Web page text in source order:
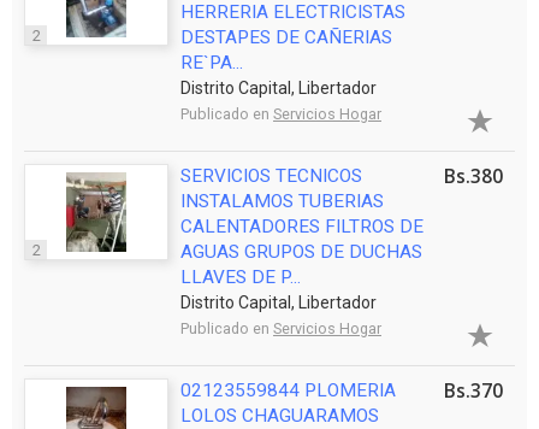
2
HERRERIA ELECTRICISTAS
DESTAPES DE CAÑERIAS
RE`PA...
Distrito Capital, Libertador
Publicado en Servicios Hogar
2
SERVICIOS TECNICOS
INSTALAMOS TUBERIAS
CALENTADORES FILTROS DE
AGUAS GRUPOS DE DUCHAS
LLAVES DE P...
Distrito Capital, Libertador
Publicado en Servicios Hogar
Bs.380
02123559844 PLOMERIA
LOLOS CHAGUARAMOS
Bs.370